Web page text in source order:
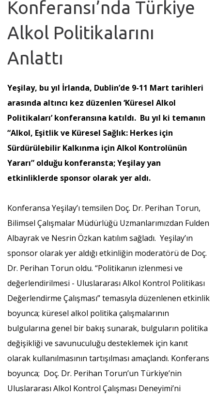
Konferansı’nda Türkiye
Alkol Politikalarını
Anlattı
Yeşilay, bu yıl İrlanda, Dublin’de 9-11 Mart tarihleri
arasında altıncı kez düzenlen ‘Küresel Alkol
Politikaları’ konferansına katıldı. Bu yıl ki temanın
“Alkol, Eşitlik ve Küresel Sağlık: Herkes için
Sürdürülebilir Kalkınma için Alkol Kontrolünün
Yararı” olduğu konferansta; Yeşilay yan
etkinliklerde sponsor olarak yer aldı.
Konferansa Yeşilay’ı temsilen Doç. Dr. Perihan Torun,
Bilimsel Çalışmalar Müdürlüğü Uzmanlarımızdan Fulden
Albayrak ve Nesrin Özkan katılım sağladı. Yeşilay’ın
sponsor olarak yer aldığı etkinliğin moderatörü de Doç.
Dr. Perihan Torun oldu. “Politikanın izlenmesi ve
değerlendirilmesi - Uluslararası Alkol Kontrol Politikası
Değerlendirme Çalışması” temasıyla düzenlenen etkinlik
boyunca; küresel alkol politika çalışmalarının
bulgularına genel bir bakış sunarak, bulguların politika
değişikliği ve savunuculuğu desteklemek için kanıt
olarak kullanılmasının tartışılması amaçlandı. Konferans
boyunca; Doç. Dr. Perihan Torun’un Türkiye’nin
Uluslararası Alkol Kontrol Çalışması Deneyimi’ni